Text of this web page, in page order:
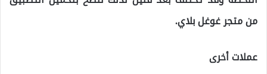
من متجر غوغل بلاي.
عملات أخرى